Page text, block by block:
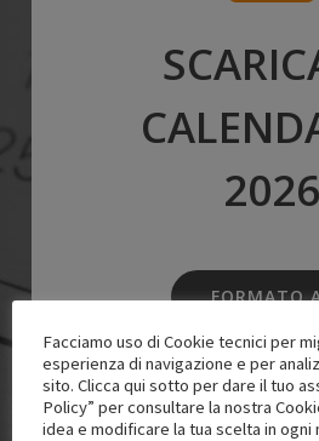
2026
FORMATO
FORMATO
Facciamo uso di Cookie tecnici per
esperienza di navigazione e per
sito. Clicca qui sotto per dare il tuo
Policy” per consultare la nostra
idea e modificare la tua scelta in ogni